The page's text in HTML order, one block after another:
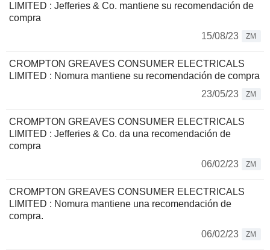
LIMITED : Jefferies & Co. mantiene su recomendación de
compra
15/08/23
ZM
CROMPTON GREAVES CONSUMER ELECTRICALS
LIMITED : Nomura mantiene su recomendación de compra
23/05/23
ZM
CROMPTON GREAVES CONSUMER ELECTRICALS
LIMITED : Jefferies & Co. da una recomendación de
compra
06/02/23
ZM
CROMPTON GREAVES CONSUMER ELECTRICALS
LIMITED : Nomura mantiene una recomendación de
compra.
06/02/23
ZM